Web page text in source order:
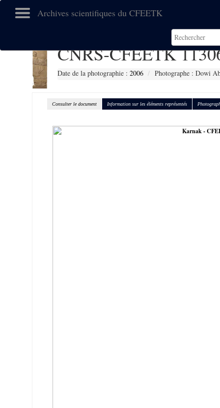
Archives scientifiques du CFEETK
CNRS-CFEETK
Date de la photographie : 2006 Photographe : Dowi
Consulter le document Information sur les éléments représentés